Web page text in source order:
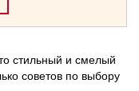
стильный и смелый
советов по выбору